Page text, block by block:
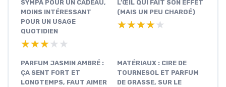
SYMPA POUR UN CADEAU,
MOINS INTÉRESSANT
POUR UN USAGE
QUOTIDIEN
★★★★★
★★★★★
L’ŒIL QUI FAIT SON EFFET
(MAIS UN PEU CHARGÉ)
★★★★★
★★★★★
PARFUM JASMIN AMBRÉ :
ÇA SENT FORT ET
LONGTEMPS, FAUT AIMER
MATÉRIAUX : CIRE DE
TOURNESOL ET PARFUM
DE GRASSE, SUR LE